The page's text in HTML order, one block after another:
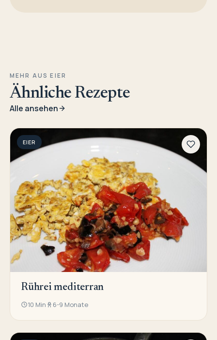
MEHR AUS EIER
Ähnliche Rezepte
Alle ansehen
EIER
Rührei mediterran
10 Min 6-9 Monate